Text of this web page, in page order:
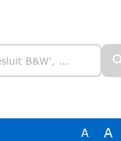
A A